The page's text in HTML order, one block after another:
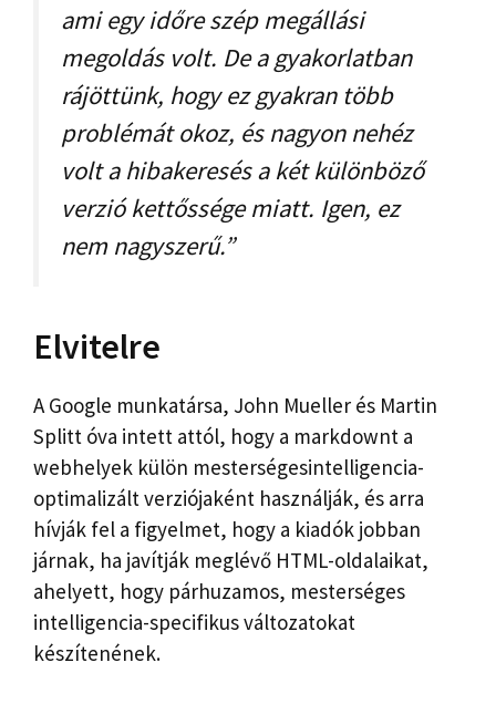
ami egy időre szép megállási
megoldás volt. De a gyakorlatban
rájöttünk, hogy ez gyakran több
problémát okoz, és nagyon nehéz
volt a hibakeresés a két különböző
verzió kettőssége miatt. Igen, ez
nem nagyszerű.”
Elvitelre
A Google munkatársa, John Mueller és Martin
Splitt óva intett attól, hogy a markdownt a
webhelyek külön mesterségesintelligencia-
optimalizált verziójaként használják, és arra
hívják fel a figyelmet, hogy a kiadók jobban
járnak, ha javítják meglévő HTML-oldalaikat,
ahelyett, hogy párhuzamos, mesterséges
intelligencia-specifikus változatokat
készítenének.